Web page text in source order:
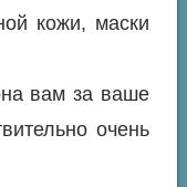
кожи, маски
вам за ваше
очень